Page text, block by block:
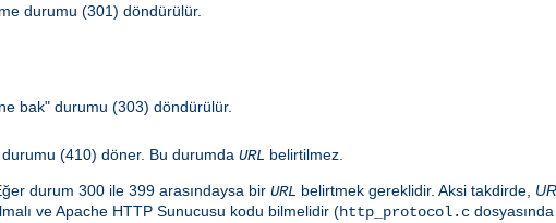
durumu (301) döndürülür.
bak" durumu (303) döndürülür.
durumu (410) döner. Bu durumda URL belirtilmez.
durum 300 ile 399 arasındaysa bir URL belirtmek gereklidir. Aksi takdirde,
ve Apache HTTP Sunucusu kodu bilmelidir (http_protocol.c